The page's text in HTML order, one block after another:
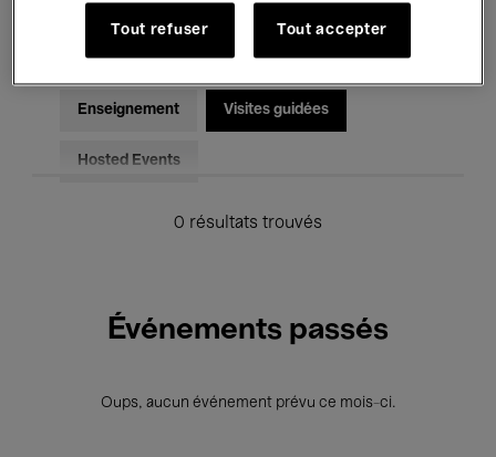
Pour tous Kids’ Palace
Enseignement Visites guidées
Hosted Events
0 résultats trouvés
Événements passés
Oups, aucun événement prévu ce mois-ci.
Tout refuser Tout accepter